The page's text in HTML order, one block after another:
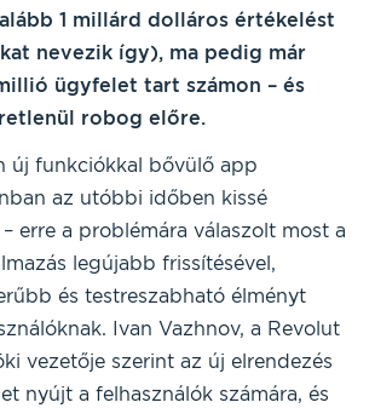
1 millárd dolláros értékelést
nevezik így), ma pedig már
ügyfelet tart számon – és
robog előre.
új funkciókkal bővülő app
az utóbbi időben kissé
erre a problémára válaszolt most a
legújabb frissítésével,
és testreszabható élményt
Ivan Vazhnov, a Revolut
vezetője szerint az új elrendezés
nyújt a felhasználók számára, és